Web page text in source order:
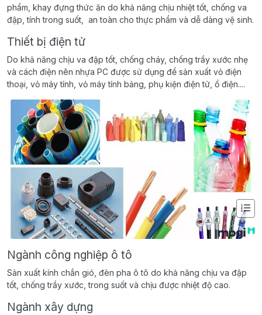
phẩm, khay đựng thức ăn do khả năng chịu nhiệt tốt, chống va
đập, tính trong suốt, an toàn cho thực phẩm và dễ dàng vệ sinh.
Thiết bị điện tử
Do khả năng chịu va đập tốt, chống cháy, chống trầy xước nhẹ
và cách điện nên nhựa PC được sử dụng để sản xuất vỏ điện
thoại, vỏ máy tính, vỏ máy tính bảng, phụ kiện điện tử, ổ điện....
Ngành công nghiệp ô tô
Sản xuất kính chắn gió, đèn pha ô tô do khả năng chịu va đập
tốt, chống trầy xước, trong suốt và chịu được nhiệt độ cao.
Ngành xây dựng